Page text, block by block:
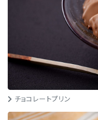
チョコレートプリン